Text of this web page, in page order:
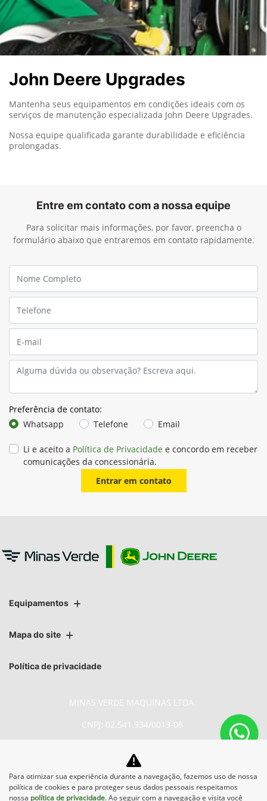
John Deere Upgrades
Mantenha seus equipamentos em condições ideais com os
serviços de manutenção especializada John Deere Upgrades.
Nossa equipe qualificada garante durabilidade e eficiência
prolongadas.
Entre em contato com a nossa equipe
Para solicitar mais informações, por favor, preencha o
formulário abaixo que entraremos em contato rapidamente.
Preferência de contato:
Whatsapp
Telefone Email
Li e aceito a Política de Privacidade e concordo em receber
comunicações da concessionária.
Entrar em contato
Equipamentos
Mapa do site
Política de privacidade
MINAS VERDE MAQUINAS LTDA.
CNPJ: 02.541.934/0013-08
No trânsito, enxergar o outro
salva vidas.
Para otimizar sua experiência durante a navegação, fazemos uso de nossa
política de cookies e para proteger seus dados pessoais respeitamos
nossa política de privacidade. Ao seguir com a navegação e visita você